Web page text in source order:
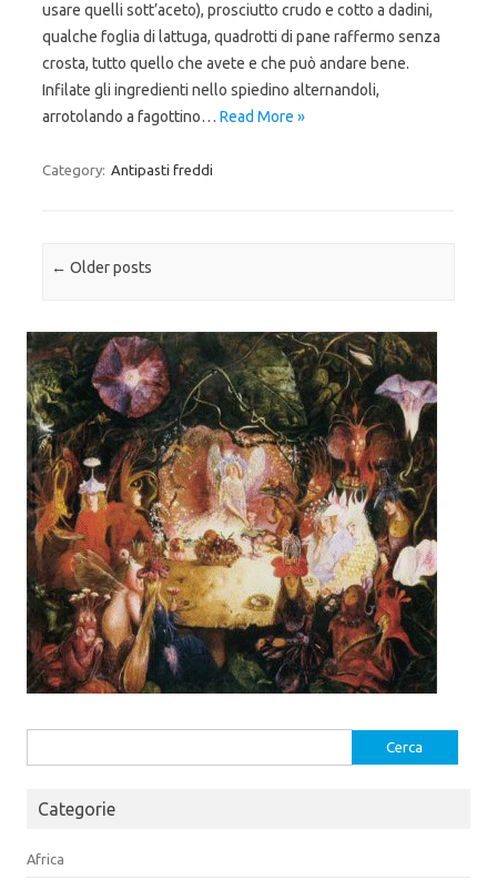
usare quelli sott’aceto), prosciutto crudo e cotto a dadini,
qualche foglia di lattuga, quadrotti di pane raffermo senza
crosta, tutto quello che avete e che può andare bene.
Infilate gli ingredienti nello spiedino alternandoli,
arrotolando a fagottino… Read More »
Category: Antipasti freddi
Post navigation
← Older posts
per:
Categorie
Africa